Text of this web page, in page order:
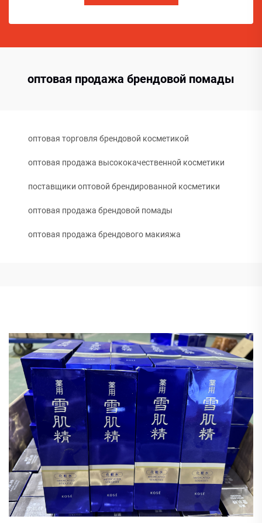
оптовая продажа брендовой помады
оптовая торговля брендовой косметикой
оптовая продажа высококачественной косметики
поставщики оптовой брендированной косметики
оптовая продажа брендовой помады
оптовая продажа брендового макияжа